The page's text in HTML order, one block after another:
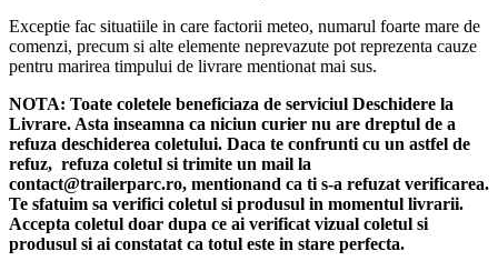
Exceptie fac situatiile in care factorii meteo, numarul foarte mare de
comenzi, precum si alte elemente neprevazute pot reprezenta cauze
pentru marirea timpului de livrare mentionat mai sus.
NOTA: Toate coletele beneficiaza de serviciul Deschidere la
Livrare. Asta inseamna ca niciun curier nu are dreptul de a
refuza deschiderea coletului. Daca te confrunti cu un astfel de
refuz, refuza coletul si trimite un mail la
contact@trailerparc.ro, mentionand ca ti s-a refuzat verificarea.
Te sfatuim sa verifici coletul si produsul in momentul livrarii.
Accepta coletul doar dupa ce ai verificat vizual coletul si
produsul si ai constatat ca totul este in stare perfecta.